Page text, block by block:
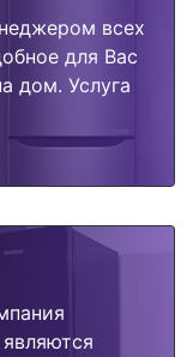
всех
для Вас
дом. Услуга